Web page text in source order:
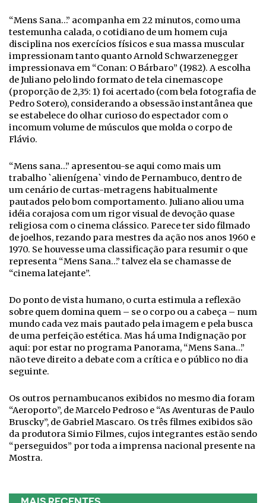
“Mens Sana…” acompanha em 22 minutos, como uma
testemunha calada, o cotidiano de um homem cuja
disciplina nos exercícios físicos e sua massa muscular
impressionam tanto quanto Arnold Schwarzenegger
impressionava em “Conan: O Bárbaro” (1982). A escolha
de Juliano pelo lindo formato de tela cinemascope
(proporção de 2,35: 1) foi acertado (com bela fotografia de
Pedro Sotero), considerando a obsessão instantânea que
se estabelece do olhar curioso do espectador com o
incomum volume de músculos que molda o corpo de
Flávio.
“Mens sana…” apresentou-se aqui como mais um
trabalho `alienígena` vindo de Pernambuco, dentro de
um cenário de curtas-metragens habitualmente
pautados pelo bom comportamento. Juliano aliou uma
idéia corajosa com um rigor visual de devoção quase
religiosa com o cinema clássico. Parece ter sido filmado
de joelhos, rezando para mestres da ação nos anos 1960 e
1970. Se houvesse uma classificação para resumir o que
representa “Mens Sana…” talvez ela se chamasse de
“cinema latejante”.
Do ponto de vista humano, o curta estimula a reflexão
sobre quem domina quem – se o corpo ou a cabeça – num
mundo cada vez mais pautado pela imagem e pela busca
de uma perfeição estética. Mas há uma Indignação por
aqui: por estar no programa Panorama, “Mens Sana…”
não teve direito a debate com a crítica e o público no dia
seguinte.
Os outros pernambucanos exibidos no mesmo dia foram
“Aeroporto”, de Marcelo Pedroso e “As Aventuras de Paulo
Bruscky”, de Gabriel Mascaro. Os três filmes exibidos são
da produtora Simio Filmes, cujos integrantes estão sendo
“perseguidos” por toda a imprensa nacional presente na
Mostra.